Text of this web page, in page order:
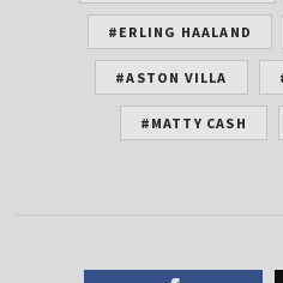
#ERLING HAALAND
#ASTON VILLA
#MATTY CASH